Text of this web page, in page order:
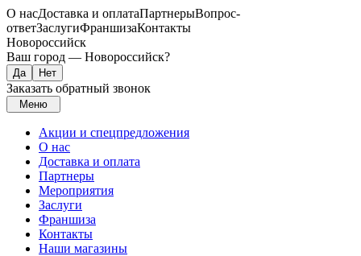
О насДоставка и оплатаПартнерыВопрос-
ответЗаслугиФраншизаКонтакты
Новороссийск
Ваш город — Новороссийск?
Заказать обратный звонок
Меню
Акции и спецпредложения
О нас
Доставка и оплата
Партнеры
Мероприятия
Заслуги
Франшиза
Контакты
Наши магазины